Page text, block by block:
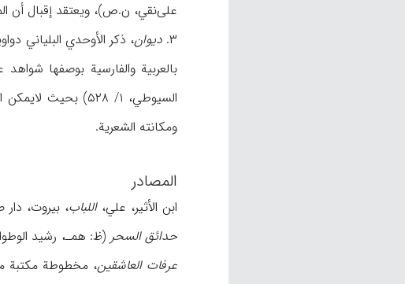
علی‌نقي، ن.ص)، ویعتقد إقبال أن المقصود به المقتدي (۴۶۸-۴۸۷هـ/ ۱۰۷۶-۱۰۹۴م)
۳. دیوان
ومکانته الشعریة.
المصادر
ابن الأثیر، علي،اللباب، بیروت،
حدائق السحر (ظ: همـ، رشید
عرفات العاشقین، مخطوطة مکتبة ملي ملک،